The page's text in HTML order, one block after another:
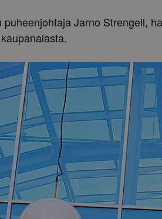
Jarno Strengell,